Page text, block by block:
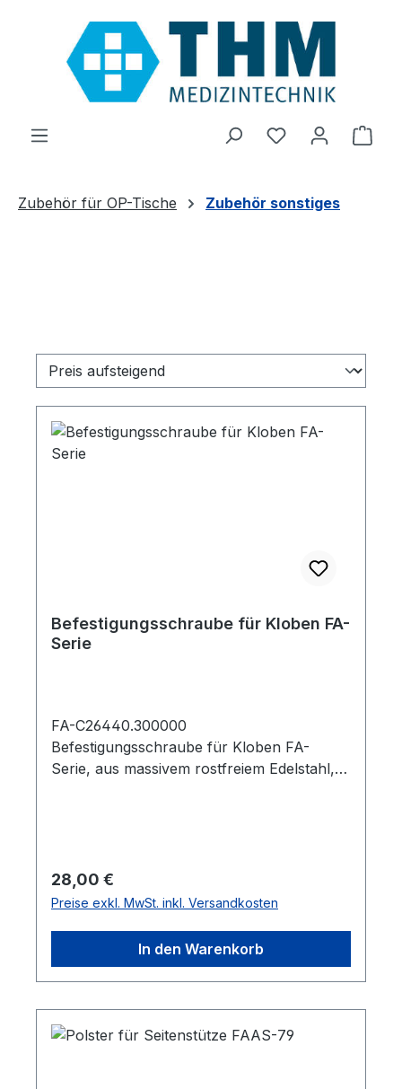
Zum Hauptinhalt springen
Du hast 0
Zubehör für OP-Tische Zubehör sonstiges
Befestigungsschraube für Kloben FA-
Serie
FA-C26440.300000
Befestigungsschraube für Kloben FA-
Serie, aus massivem rostfreiem Edelstahl,
Regulärer Preis:
28,00 €
Preise exkl. MwSt. inkl. Versandkosten
In den Warenkorb